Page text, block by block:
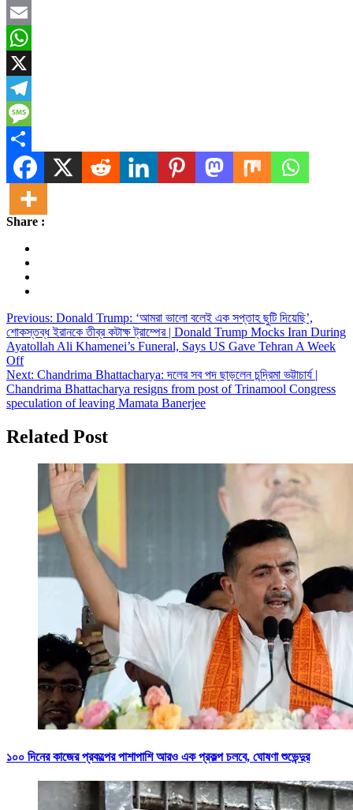
Facebook
Email
WhatsApp
X
Telegram
Message
Share
Share :
Post
navigation
Previous: Donald Trump: ‘আমরা ভালো বলেই এক সপ্তাহ ছুটি দিয়েছি’,
শোকস্তব্ধ ইরানকে তীব্র কটাক্ষ ট্রাম্পের | Donald Trump Mocks Iran During
Ayatollah Ali Khamenei’s Funeral, Says US Gave Tehran A Week
Off
Next: Chandrima Bhattacharya: দলের সব পদ ছাড়লেন চন্দ্রিমা ভট্টাচার্য |
Chandrima Bhattacharya resigns from post of Trinamool Congress
speculation of leaving Mamata Banerjee
Related Post
১০০ দিনের কাজের প্রকল্পের পাশাপাশি আরও এক প্রকল্প চলবে, ঘোষণা শুভেন্দুর